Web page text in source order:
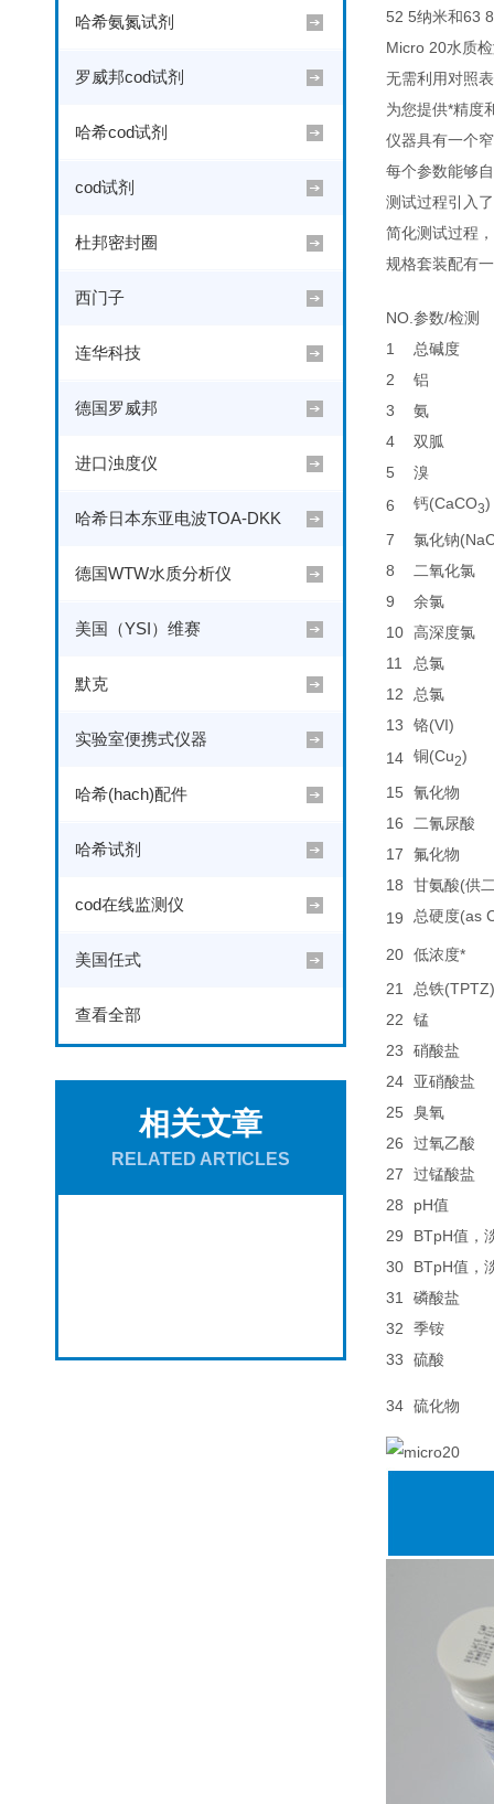
哈希氨氮试剂
罗威邦cod试剂
哈希cod试剂
cod试剂
杜邦密封圈
西门子
连华科技
德国罗威邦
进口浊度仪
哈希日本东亚电波TOA-DKK
德国WTW水质分析仪
美国（YSI）维赛
默克
实验室便携式仪器
哈希(hach)配件
哈希试剂
cod在线监测仪
美国任式
查看全部
相关文章
RELATED ARTICLES
52 5纳米和63
Micro 20水质
无需利用对照
为您提供*精
仪器具有一个
每个参数能够
测试过程引入
简化测试过程
规格套装配有
NO. 参数/检测
1
总碱度
2
铝
3
氨
4
双胍
5
溴
6
钙(CaCO3)
7
氯化钠
8
二氧化氯
9
余氯
10 高深度氯
11
总氯
12
总氯
13
铬(VI)
14 铜(Cu2)
15
氰化物
16
二氰尿酸
17
氟化物
18
甘氨酸(供
19
总硬度(as
20 低浓度*
21
总铁(TPTZ)
22
锰
23
硝酸盐
24
亚硝酸盐
25
臭氧
26
过氧乙酸
27
过锰酸盐
28
pH值
29
BTpH值，
30
BTpH值，
31
磷酸盐
32
季铵
33
硫酸
34 硫化物